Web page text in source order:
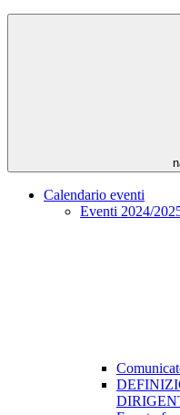
Calendario eventi
Eventi 2024/